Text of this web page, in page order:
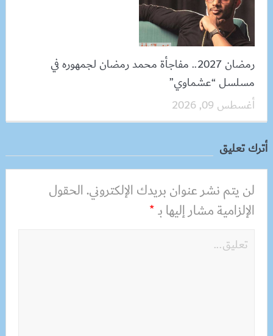
رمضان 2027.. مفاجأة محمد رمضان لجمهوره في
مسلسل “عشماوي”
أغسطس 09, 2026
أترك تعليق
لن يتم نشر عنوان بريدك الإلكتروني.الحقول
الإلزامية مشار إليها بـ*